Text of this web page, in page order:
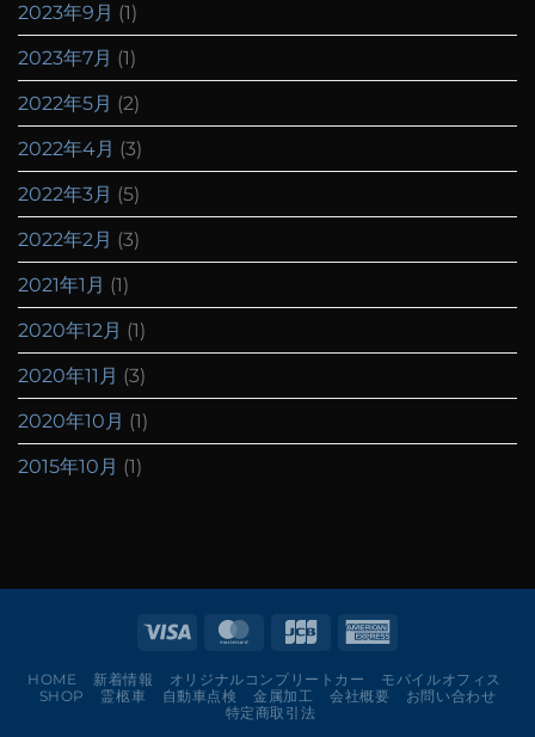
2023年9月 (1)
2023年7月 (1)
2022年5月 (2)
2022年4月 (3)
2022年3月 (5)
2022年2月 (3)
2021年1月 (1)
2020年12月 (1)
2020年11月 (3)
2020年10月 (1)
2015年10月 (1)
HOME 新着情報 オリジナルコンプリートカー
モバイルオフィス
SHOP
霊柩車 自動車点検 金属加工 会社概要
お問い合わせ
特定商取引法